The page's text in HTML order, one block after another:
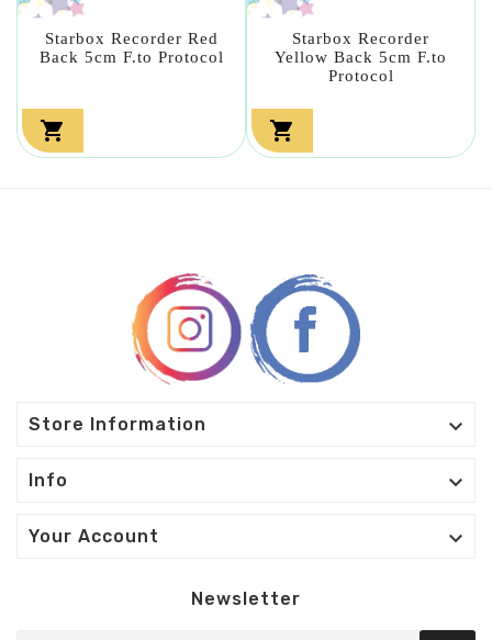
Starbox Recorder Red
Back 5cm F.to Protocol

Starbox Recorder
Yellow Back 5cm F.to
Protocol

Store Information 
Info 
Your Account 
Newsletter